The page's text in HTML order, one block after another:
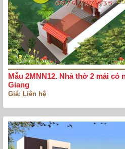
Mẫu 2MNN12. Nhà thờ 2 mái có
Giang
Giá: Liên hệ